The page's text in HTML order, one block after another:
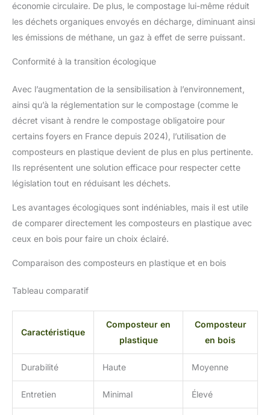
économie circulaire. De plus, le compostage lui-même réduit
les déchets organiques envoyés en décharge, diminuant ainsi
les émissions de méthane, un gaz à effet de serre puissant.
Conformité à la transition écologique
Avec l’augmentation de la sensibilisation à l’environnement,
ainsi qu’à la réglementation sur le compostage (comme le
décret visant à rendre le compostage obligatoire pour
certains foyers en France depuis 2024), l’utilisation de
composteurs en plastique devient de plus en plus pertinente.
Ils représentent une solution efficace pour respecter cette
législation tout en réduisant les déchets.
Les avantages écologiques sont indéniables, mais il est utile
de comparer directement les composteurs en plastique avec
ceux en bois pour faire un choix éclairé.
Comparaison des composteurs en plastique et en bois
Tableau comparatif
Caractéristique
Composteur en
plastique
Composteur
en bois
Durabilité Haute Moyenne
Entretien Minimal Élevé